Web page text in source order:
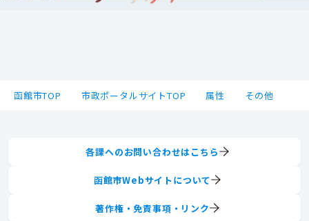
函館市TOP 市政ポータルサイトTOP 属性 その他
各課へのお問い合わせはこちら
函館市Webサイトについて
著作権・免責事項・リンク